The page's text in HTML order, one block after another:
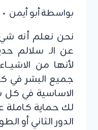
بواسطةأبو أيمن
نحن نعلم أنه
عن الـ سلالم
لأنها من
جميع البشر في
الاساسية في كل
لك حماية كاملة
الدور الثاني أو